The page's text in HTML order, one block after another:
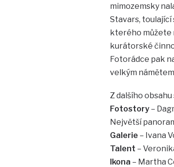
mimozemsky
Stavars, toulající
kterého můžete
kurátorské
Fotorádce pak
velkým
Z dalšího
Fotostory–
Největší
Galerie – Ivana
Talent –
Ikona – Martha